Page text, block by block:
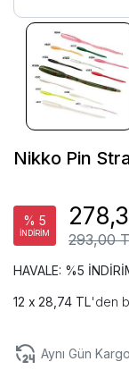
Nikko Pin
% 5
İNDİRİM 293,00
HAVALE: %5
28,74 TL'den
Aynı Gün Kargo